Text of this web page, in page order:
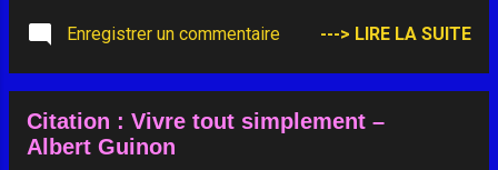
Enregistrer un commentaire
---> LIRE LA SUITE
Citation : Vivre tout simplement –
Albert Guinon